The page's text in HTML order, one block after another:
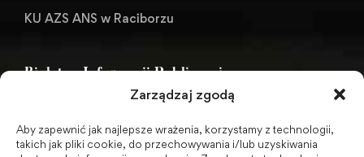
Zarządzaj zgodą
Aby zapewnić jak najlepsze wrażenia, korzystamy z technologii,
takich jak pliki cookie, do przechowywania i/lub uzyskiwania
KU AZS ANS w Raciborzu
Biuletyn Informacji Publicznej
BIP - Biuletyn Informacji Publicznej PWSZ -